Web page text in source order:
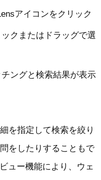
アイコンをクリック
クまたはドラッグで選
ングと検索結果が表示
を指定して検索を絞り
をしたりすることもで
ュー機能により、ウェ